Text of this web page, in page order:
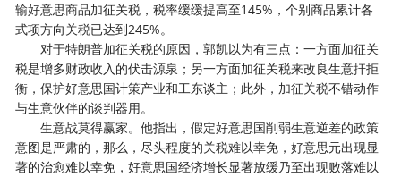
输好意思商品加征关税，税率缓缓提高至145%，个别商品累计各
式项方向关税已达到245%。
对于特朗普加征关税的原因，郭凯以为有三点：一方面加征关
税是增多财政收入的伏击源泉；另一方面加征关税来改良生意扞拒
衡，保护好意思国计策产业和工东谈主；此外，加征关税不错动作
与生意伙伴的谈判器用。
生意战莫得赢家。他指出，假定好意思国削弱生意逆差的政策
意图是严肃的，那么，尽头程度的关税难以幸免，好意思元出现显
著的治愈难以幸免，好意思国经济增长显著放缓乃至出现败落难以